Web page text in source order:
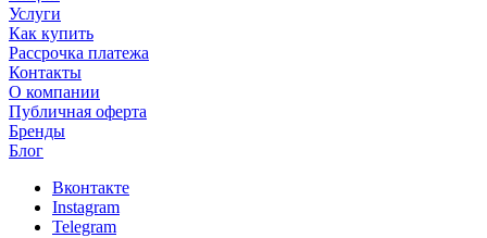
Услуги
Как купить
Рассрочка платежа
Контакты
О компании
Публичная оферта
Бренды
Блог
Вконтакте
Instagram
Telegram